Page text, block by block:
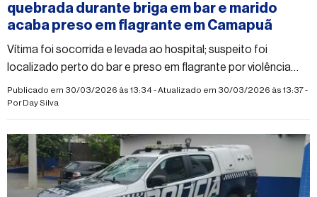
quebrada durante briga em bar e marido
acaba preso em flagrante em Camapuã
Vítima foi socorrida e levada ao hospital; suspeito foi
localizado perto do bar e preso em flagrante por violência
doméstica
Publicado em 30/03/2026 às 13:34 - Atualizado em 30/03/2026 às 13:37 -
PorDay Silva